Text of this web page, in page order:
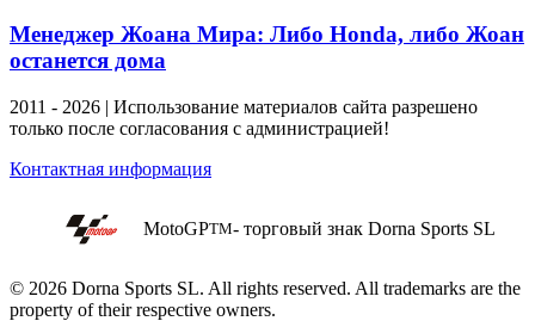
Менеджер Жоана Мира: Либо Honda, либо Жоан
останется дома
2011 - 2026 | Использование материалов сайта разрешено
только после согласования с администрацией!
Контактная информация
MotoGPTM- торговый знак Dorna Sports SL
© 2026 Dorna Sports SL. All rights reserved. All trademarks are the
property of their respective owners.